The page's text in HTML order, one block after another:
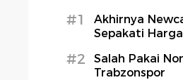
#1
Akhirnya
Sepakati
#2
Salah Pakai
Trabzonspor